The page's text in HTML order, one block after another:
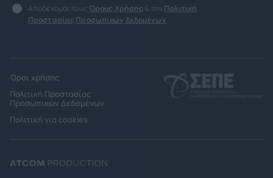
Αποδέχομαι τους Όρους Χρήσης & την Πολιτική
Προστασίας Προσωπικών Δεδομένων
Όροι χρήσης
Πολιτική Προστασίας
Προσωπικών Δεδομένων
Πολιτική για cookies